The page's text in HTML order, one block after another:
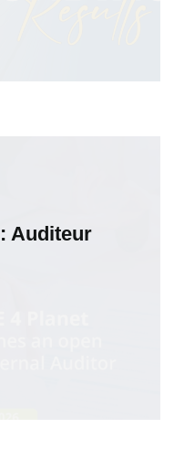
Auditeur